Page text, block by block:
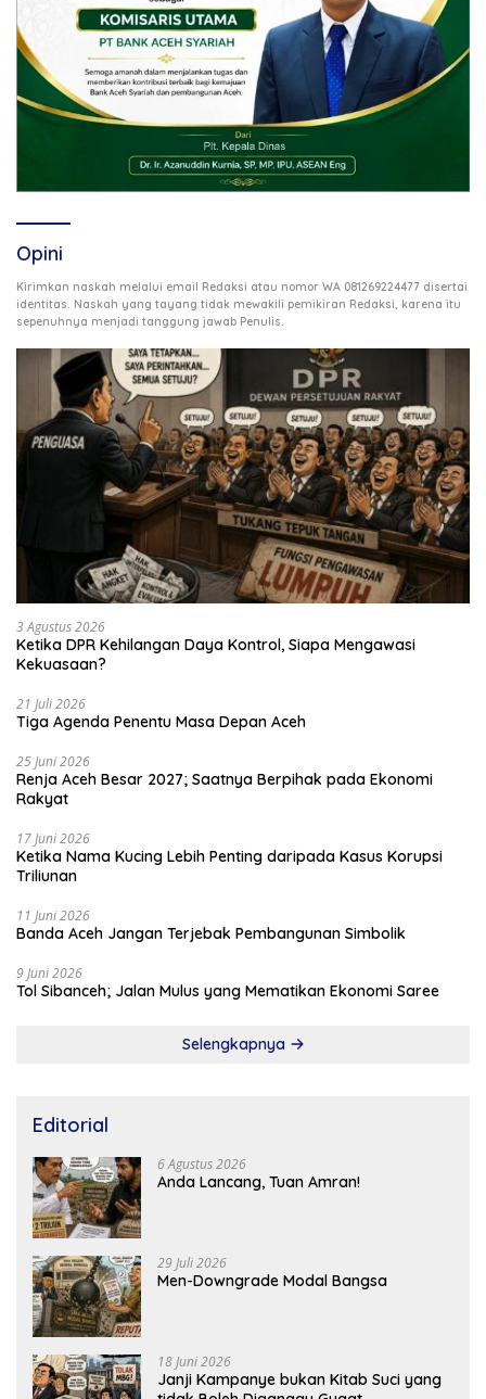
Opini
Kirimkan naskah melalui email Redaksi atau nomor WA 081269224477 disertai
identitas. Naskah yang tayang tidak mewakili pemikiran Redaksi, karena itu
sepenuhnya menjadi tanggung jawab Penulis
3 Agustus 2026
Ketika DPR Kehilangan Daya Kontrol, Siapa Mengawasi
Kekuasaan?
21 Juli 2026
Tiga Agenda Penentu Masa Depan Aceh
25 Juni 2026
Renja Aceh Besar 2027; Saatnya Berpihak pada Ekonomi
Rakyat
17 Juni 2026
Ketika Nama Kucing Lebih Penting daripada Kasus Korupsi
Triliunan
11 Juni 2026
Banda Aceh Jangan Terjebak Pembangunan Simbolik
9 Juni 2026
Tol Sibanceh; Jalan Mulus yang Mematikan Ekonomi Saree
Selengkapnya
Editorial
6 Agustus 2026
Anda Lancang, Tuan Amran!
29 Juli 2026
Men-Downgrade Modal Bangsa
18 Juni 2026
Janji Kampanye bukan Kitab Suci yang